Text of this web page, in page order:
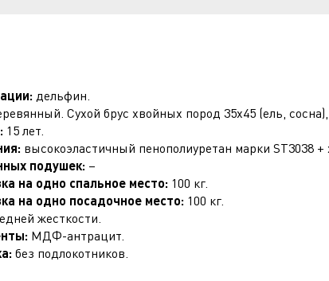
дельфин.
Сухой брус хвойных пород 35х45 (ель,
15 лет.
высокоэластичный пенополиуретан марки ST3038 +
подушек: –
на одно спальное место: 100 кг.
на одно посадочное место: 100 кг.
жесткости.
МДФ-антрацит.
без подлокотников.